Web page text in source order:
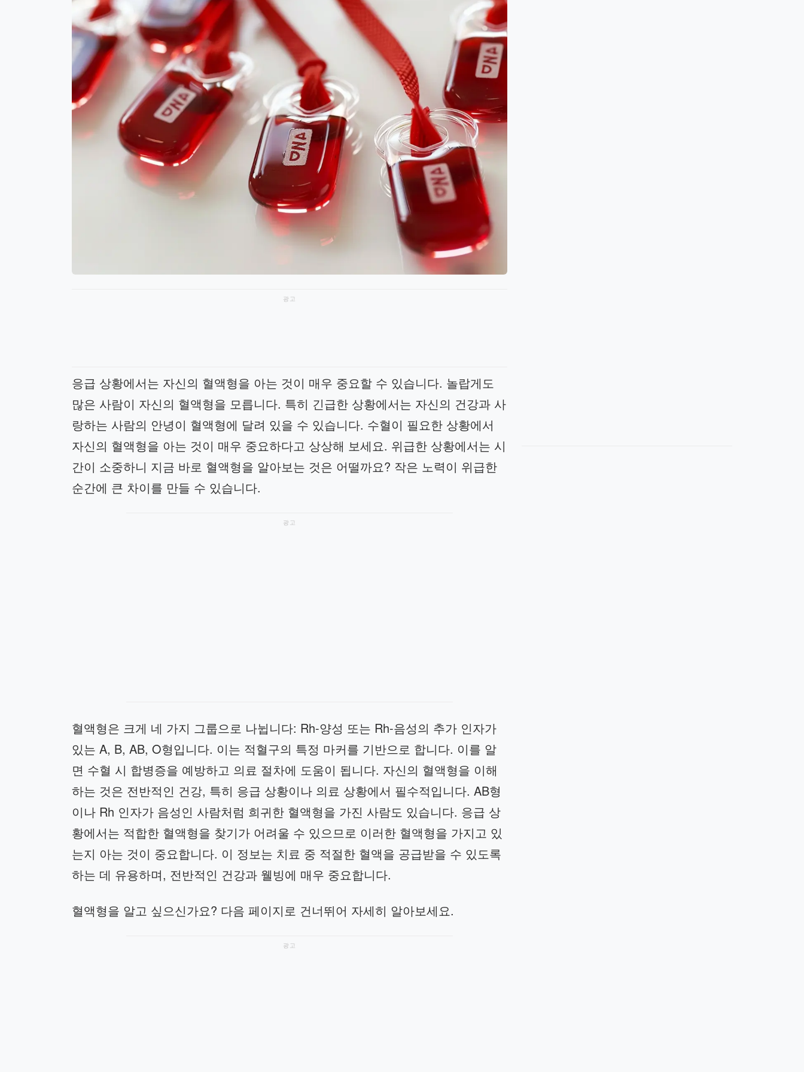
광고
응급 상황에서는 자신의 혈액형을 아는 것이 매우 중요할 수 있습니다. 놀랍게도
많은 사람이 자신의 혈액형을 모릅니다. 특히 긴급한 상황에서는 자신의 건강과 사
랑하는 사람의 안녕이 혈액형에 달려 있을 수 있습니다. 수혈이 필요한 상황에서
자신의 혈액형을 아는 것이 매우 중요하다고 상상해 보세요. 위급한 상황에서는 시
간이 소중하니 지금 바로 혈액형을 알아보는 것은 어떨까요? 작은 노력이 위급한
순간에 큰 차이를 만들 수 있습니다.
광고
혈액형은 크게 네 가지 그룹으로 나뉩니다: Rh-양성 또는 Rh-음성의 추가 인자가
있는 A, B, AB, O형입니다. 이는 적혈구의 특정 마커를 기반으로 합니다. 이를 알
면 수혈 시 합병증을 예방하고 의료 절차에 도움이 됩니다. 자신의 혈액형을 이해
하는 것은 전반적인 건강, 특히 응급 상황이나 의료 상황에서 필수적입니다. AB형
이나 Rh 인자가 음성인 사람처럼 희귀한 혈액형을 가진 사람도 있습니다. 응급 상
황에서는 적합한 혈액형을 찾기가 어려울 수 있으므로 이러한 혈액형을 가지고 있
는지 아는 것이 중요합니다. 이 정보는 치료 중 적절한 혈액을 공급받을 수 있도록
하는 데 유용하며, 전반적인 건강과 웰빙에 매우 중요합니다.
혈액형을 알고 싶으신가요? 다음 페이지로 건너뛰어 자세히 알아보세요.
광고